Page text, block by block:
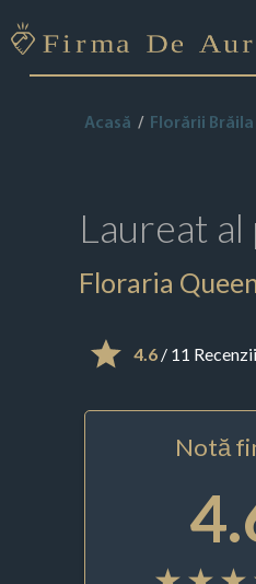
Acasă Florării Brăila
Laureat
Floraria
4.6/ 11 Recenzii
Notă